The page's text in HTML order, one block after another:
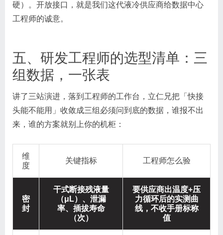
硬）。开放接口，就是我们这代液冷供应商给数据中心
工程师的诚意。
五、研发工程师的选型清单：三
组数据，一张表
讲了三站演进，落到工程师的工作台，立仁兄把「快接
头能不能用」收敛成三组必须问到底的数据，谁报不出
来，谁的方案就别上你的机柜：
维
度
关键指标 工程师怎么验
密
封
干式断接残液量
（μL）、泄漏
率、插拔寿命
（次）
要供应商出温度+压
力循环后的实测曲
线，不收手册标称
值